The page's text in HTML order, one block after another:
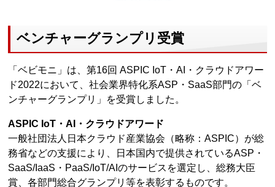
ベンチャーグランプリ受賞
「ベビモニ」は、第16回 ASPIC IoT・AI・クラウドアワー
ド2022において、社会業界特化系ASP・SaaS部門の「ベ
ンチャーグランプリ」を受賞しました。
ASPIC IoT・AI・クラウドアワード
⼀般社団法人日本クラウド産業協会（略称：ASPIC）が総
務省などの支援により、日本国内で提供されているASP・
SaaS/IaaS・PaaS/IoT/AIのサービスを選定し、総務大臣
賞、各部門総合グランプリ等を表彰するものです。